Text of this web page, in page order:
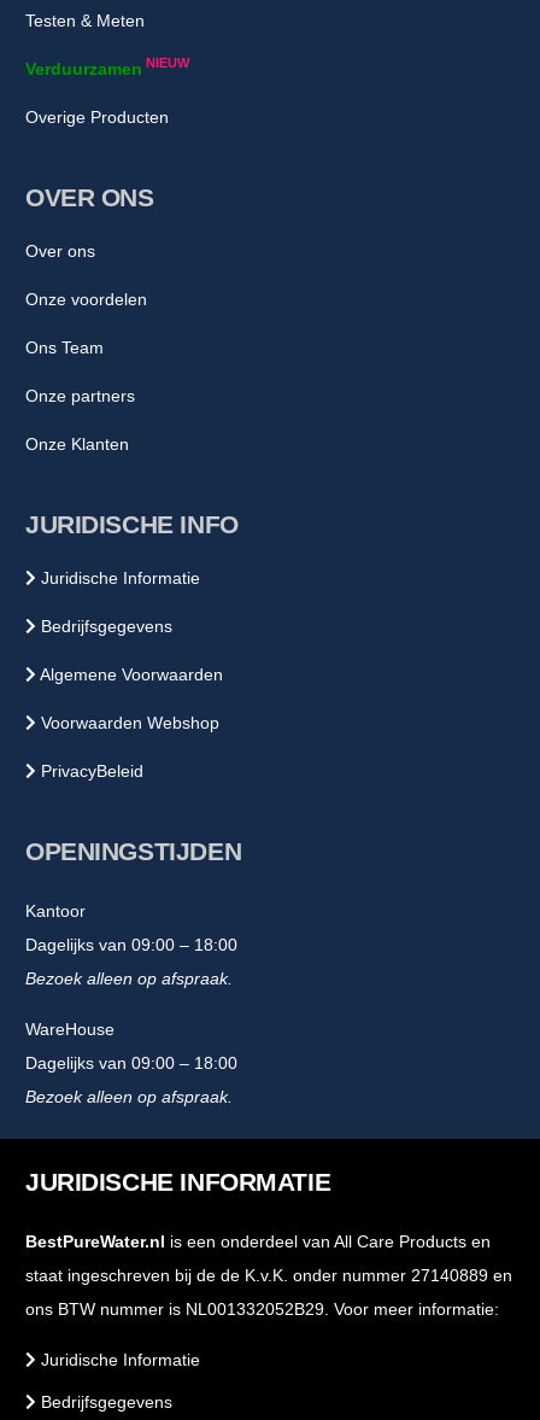
Testen & Meten
Verduurzamen NIEUW
Overige Producten
OVER ONS
Over ons
Onze voordelen
Ons Team
Onze partners
Onze Klanten
JURIDISCHE INFO
Juridische Informatie
Bedrijfsgegevens
Algemene Voorwaarden
Voorwaarden Webshop
PrivacyBeleid
OPENINGSTIJDEN
Kantoor
Dagelijks van 09:00 – 18:00
Bezoek alleen op afspraak.
WareHouse
Dagelijks van 09:00 – 18:00
Bezoek alleen op afspraak.
JURIDISCHE INFORMATIE
BestPureWater.nl is een onderdeel van All Care Products en
staat ingeschreven bij de de K.v.K. onder nummer 27140889 en
ons BTW nummer is NL001332052B29. Voor meer informatie:
Juridische Informatie
Bedrijfsgegevens